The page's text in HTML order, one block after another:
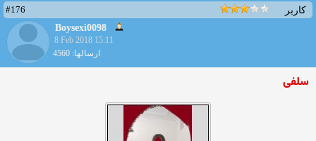
کاربر
#176
Boysexi0098
8 Feb 2018 15:11
ارسالها: 4560
سلفی